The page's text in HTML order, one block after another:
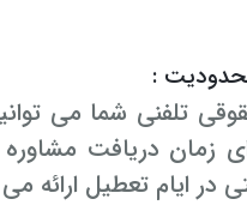
:
تلفنی شما می
زمان دریافت
در ایام تعطیل ارائه